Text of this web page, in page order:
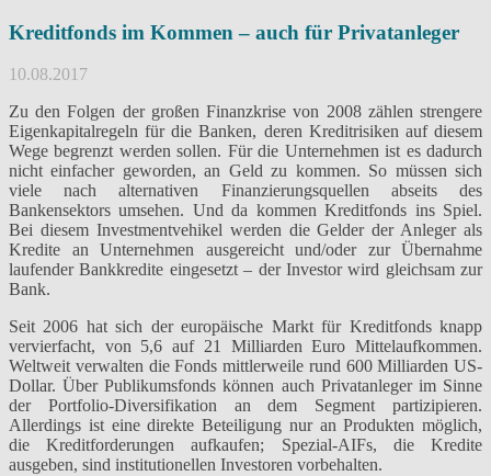
Kreditfonds im Kommen – auch für Privatanleger
10.08.2017
Zu den Folgen der großen Finanzkrise von 2008 zählen strengere
Eigenkapitalregeln für die Banken, deren Kreditrisiken auf diesem
Wege begrenzt werden sollen. Für die Unternehmen ist es dadurch
nicht einfacher geworden, an Geld zu kommen. So müssen sich
viele nach alternativen Finanzierungsquellen abseits des
Bankensektors umsehen. Und da kommen Kreditfonds ins Spiel.
Bei diesem Investmentvehikel werden die Gelder der Anleger als
Kredite an Unternehmen ausgereicht und/oder zur Übernahme
laufender Bankkredite eingesetzt – der Investor wird gleichsam zur
Bank.
Seit 2006 hat sich der europäische Markt für Kreditfonds knapp
vervierfacht, von 5,6 auf 21 Milliarden Euro Mittelaufkommen.
Weltweit verwalten die Fonds mittlerweile rund 600 Milliarden US-
Dollar. Über Publikumsfonds können auch Privatanleger im Sinne
der Portfolio-Diversifikation an dem Segment partizipieren.
Allerdings ist eine direkte Beteiligung nur an Produkten möglich,
die Kreditforderungen aufkaufen; Spezial-AIFs, die Kredite
ausgeben, sind institutionellen Investoren vorbehalten.